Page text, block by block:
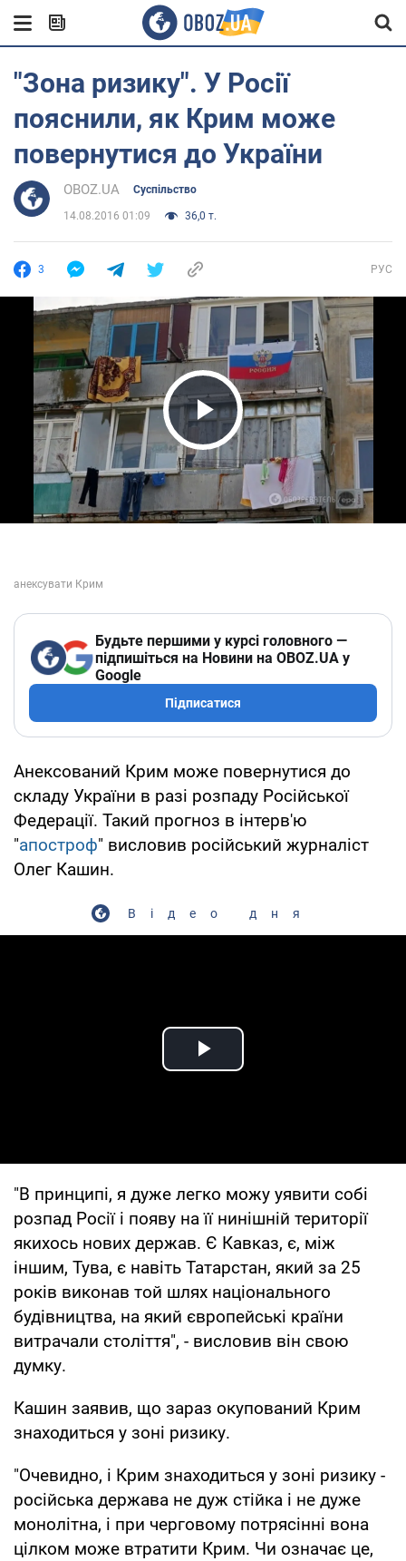
"Зона ризику". У Росії
пояснили, як Крим може
повернутися до України
OBOZ.UA Суспільство
14.08.2016 01:09 36,0 т.
3 РУС
Play Video
Будьте першими у курсі головного —
підпишіться на Новини на OBOZ.UA у
Google
Підписатися
Анексований Крим може повернутися до
складу України в разі розпаду Російської
Федерації. Такий прогноз в інтерв'ю
"апостроф" висловив російський журналіст
Олег Кашин.
Відео дня
Play Video
"В принципі, я дуже легко можу уявити собі
розпад Росії і появу на її нинішній території
якихось нових держав. Є Кавказ, є, між
іншим, Тува, є навіть Татарстан, який за 25
років виконав той шлях національного
будівництва, на який європейські країни
витрачали століття", - висловив він свою
думку.
Кашин заявив, що зараз окупований Крим
знаходиться у зоні ризику.
"Очевидно, і Крим знаходиться у зоні ризику -
російська держава не дуж стійка і не дуже
монолітна, і при черговому потрясінні вона
цілком може втратити Крим. Чи означає це,